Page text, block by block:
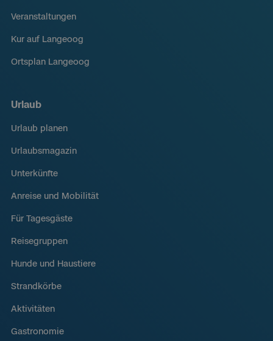
Veranstaltungen
Kur auf Langeoog
Ortsplan Langeoog
Urlaub
Urlaub planen
Urlaubsmagazin
Unterkünfte
Anreise und Mobilität
Für Tagesgäste
Reisegruppen
Hunde und Haustiere
Strandkörbe
Aktivitäten
Gastronomie